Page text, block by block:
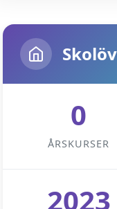
0
ÅRSKURSER
2023